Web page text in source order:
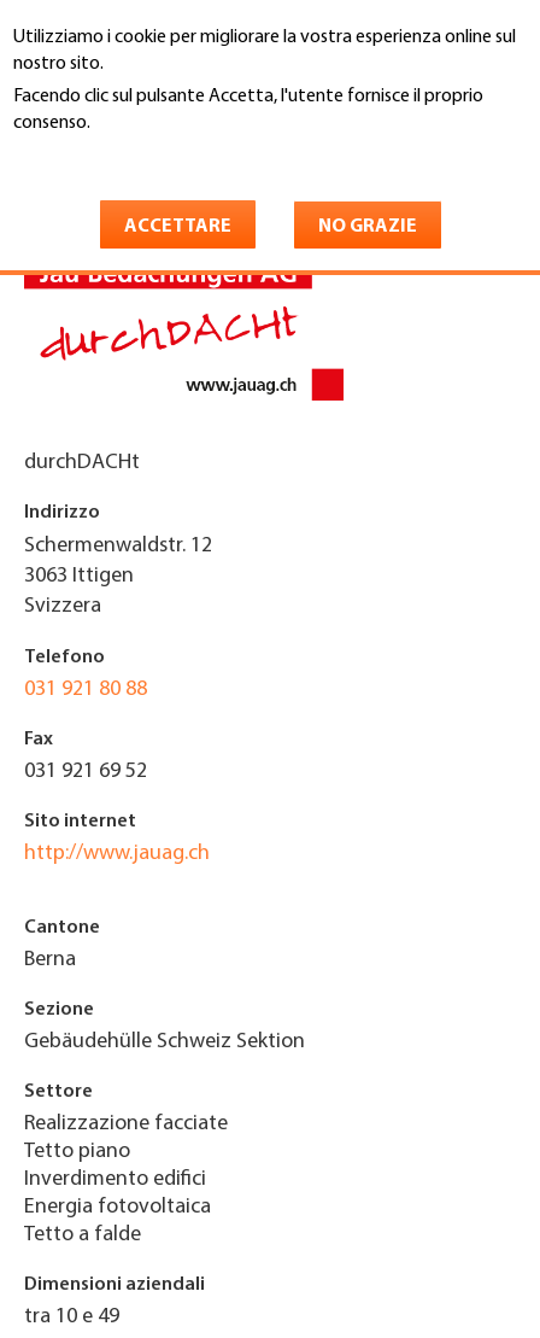
Utilizziamo i cookie per migliorare la vostra esperienza online sul
nostro sito.
Facendo clic sul pulsante Accetta, l'utente fornisce il proprio
consenso.
ACCETTARE NO GRAZIE
al
contenuto
principale
You
durchDACHt
Indirizzo
Schermenwaldstr. 12
3063 Ittigen
Svizzera
Telefono
031 921 80 88
Fax
031 921 69 52
Sito internet
http://www.jauag.ch
Cantone
Berna
Sezione
Gebäudehülle Schweiz Sektion
Settore
Realizzazione facciate
Tetto piano
Inverdimento edifici
Energia fotovoltaica
Tetto a falde
Dimensioni aziendali
tra 10 e 49